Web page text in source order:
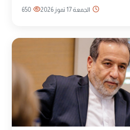
الجمعة 17 تموز 2026 650